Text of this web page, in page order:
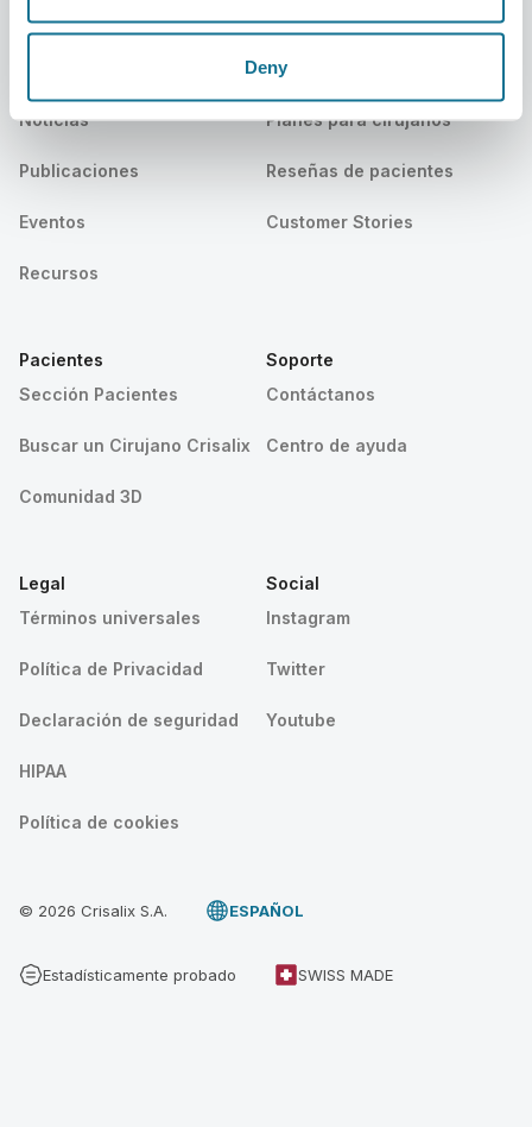
Deny
Sobre nosotros
Noticias
Publicaciones
Eventos
Recursos
Sección Cirujanos
Plataforma 3D de Negocio
Planes para cirujanos
Reseñas de pacientes
Customer Stories
Pacientes
Sección Pacientes
Buscar un Cirujano Crisalix
Comunidad 3D
Soporte
Contáctanos
Centro de ayuda
Legal
Términos universales
Política de Privacidad
Declaración de seguridad
HIPAA
Política de cookies
Social
Instagram
Twitter
Youtube
© 2026 Crisalix S.A. ESPAÑOL
Estadísticamente probado SWISS MADE